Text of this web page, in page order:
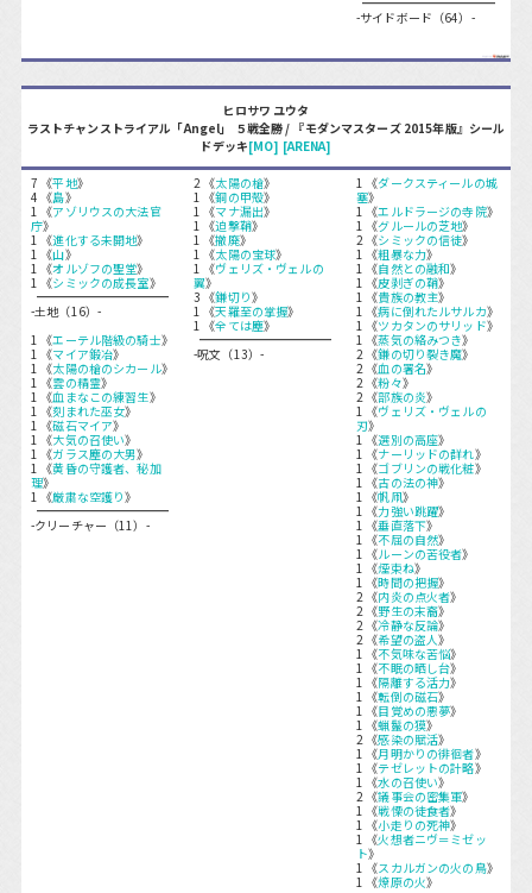
-サイドボード（64）-
ヒロサワ ユウタ
ラストチャンストライアル「Angel」 ５戦全勝 / 『モダンマスターズ 2015年版』シール
ドデッキ[MO] [ARENA]
7 《平地》
4 《島》
1 《アゾリウスの大法官
庁》
1 《進化する未開地》
1 《山》
1 《オルゾフの聖堂》
1 《シミックの成長室》
-土地（16）-
1 《エーテル階級の騎士》
1 《マイア鍛冶》
1 《太陽の槍のシカール》
1 《雲の精霊》
1 《血まなこの練習生》
1 《刻まれた巫女》
1 《磁石マイア》
1 《大気の召使い》
1 《ガラス塵の大男》
1 《黄昏の守護者、秘加
理》
1 《厳粛な空護り》
-クリーチャー（11）-
2 《太陽の槍》
1 《銅の甲殻》
1 《マナ漏出》
1 《迫撃鞘》
1 《撤廃》
1 《太陽の宝球》
1 《ヴェリズ・ヴェルの
翼》
3 《鎌切り》
1 《天羅至の掌握》
1 《全ては塵》
-呪文（13）-
1 《ダークスティールの城
塞》
1 《エルドラージの寺院》
1 《グルールの芝地》
2 《シミックの信徒》
1 《粗暴な力》
1 《自然との融和》
1 《皮剥ぎの鞘》
1 《貴族の教主》
1 《病に倒れたルサルカ》
1 《ツカタンのサリッド》
1 《蒸気の絡みつき》
2 《鎌の切り裂き魔》
2 《血の署名》
2 《粉々》
2 《部族の炎》
1 《ヴェリズ・ヴェルの
刃》
1 《選別の高座》
1 《ナーリッドの群れ》
1 《ゴブリンの戦化粧》
1 《古の法の神》
1 《帆凧》
1 《力強い跳躍》
1 《垂直落下》
1 《不屈の自然》
1 《ルーンの苦役者》
1 《煙束ね》
1 《時間の把握》
2 《内炎の点火者》
2 《野生の末裔》
2 《冷静な反論》
2 《希望の盗人》
1 《不気味な苦悩》
1 《不眠の晒し台》
1 《隔離する活力》
1 《転倒の磁石》
1 《目覚めの悪夢》
1 《蝋鬣の獏》
2 《感染の賦活》
1 《月明かりの徘徊者》
1 《テゼレットの計略》
1 《水の召使い》
2 《議事会の密集軍》
1 《戦慄の徒食者》
1 《小走りの死神》
1 《火想者ニヴ＝ミゼッ
ト》
1 《スカルガンの火の鳥》
1 《燎原の火》